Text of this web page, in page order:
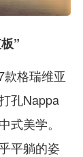
”
格瑞维亚
孔Nappa
式美学。
平躺的姿